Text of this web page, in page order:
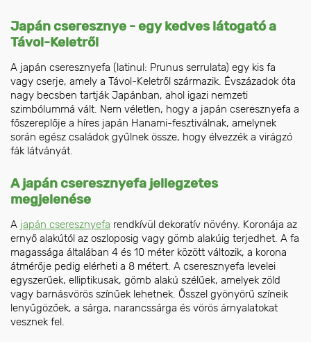
Japán cseresznye - egy kedves látogató a
Távol-Keletről
A japán cseresznyefa (latinul: Prunus serrulata) egy kis fa
vagy cserje, amely a Távol-Keletről származik. Évszázadok óta
nagy becsben tartják Japánban, ahol igazi nemzeti
szimbólummá vált. Nem véletlen, hogy a japán cseresznyefa a
főszereplője a híres japán Hanami-fesztiválnak, amelynek
során egész családok gyűlnek össze, hogy élvezzék a virágzó
fák látványát.
A japán cseresznyefa jellegzetes
megjelenése
A japán cseresznyefa rendkívül dekoratív növény. Koronája az
ernyő alakútól az oszloposig vagy gömb alakúig terjedhet. A fa
magassága általában 4 és 10 méter között változik, a korona
átmérője pedig elérheti a 8 métert. A cseresznyefa levelei
egyszerűek, elliptikusak, gömb alakú szélűek, amelyek zöld
vagy barnásvörös színűek lehetnek. Ősszel gyönyörű színeik
lenyűgözőek, a sárga, narancssárga és vörös árnyalatokat
vesznek fel.